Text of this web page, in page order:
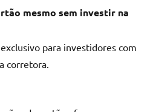
mesmo sem investir na
para investidores com
corretora.